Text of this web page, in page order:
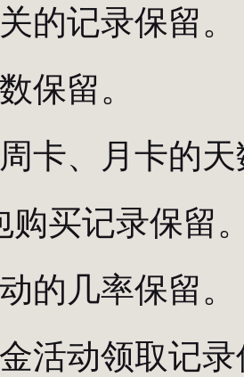
的记录保留。
保留。
卡、月卡的
购买记录保留
的几率保留。
活动领取记